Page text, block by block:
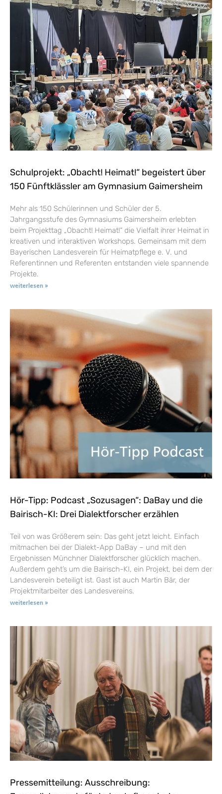
Schulprojekt: „Obacht! Heimat!“ begeistert über
150 Fünftklässler am Gymnasium Gaimersheim
Mehr als 150 Schülerinnen und Schüler der 5.
Jahrgangsstufe des Gymnasiums Gaimersheim erlebten
beim Projekttag „Obacht! Heimat!“ die Vielfalt ihrer Heimat in
kreativen und interaktiven Workshops. Gemeinsam mit dem
Bayerischen Landesverein für Heimatpflege e. V. und
Referentinnen und Referenten entstanden viele spannende
Projekte.
weiterlesen »
Hör-Tipp: Podcast „Sozusagen“: DaBay und die
Bairisch-KI: Drei Dialektforscher erzählen
Teil von was Größerem sein: Das geht jetzt leicht. Einfach
mitmachen bei der Dialekt-App DaBay – und mit den
Ergebnissen Münchner Dialektforscher glücklich machen.
Außerdem geht’s um die Bairisch-KI, ein Projekt, bei dem der
Landesverein beteiligt ist. Gast ist auch Martin Bär, der
Projektmitarbeiter des Landesvereins.
weiterlesen »
Pressemitteilung: Ausschreibung: